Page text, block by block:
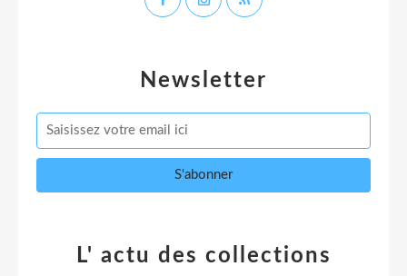
Newsletter
L' actu des collections